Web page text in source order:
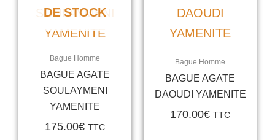
DE STOCK
Bague Homme
BAGUE AGATE
SOULAYMENI
YAMENITE
175.00€ TTC
Bague Homme
BAGUE AGATE
DAOUDI YAMENITE
170.00€ TTC